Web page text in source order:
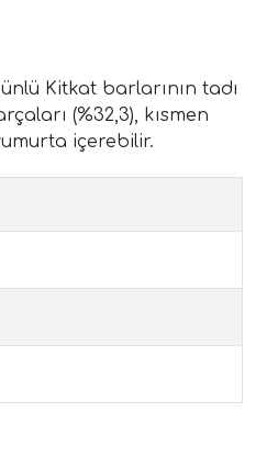
Kitkat barlarının tadı
(%32,3), kısmen
içerebilir.